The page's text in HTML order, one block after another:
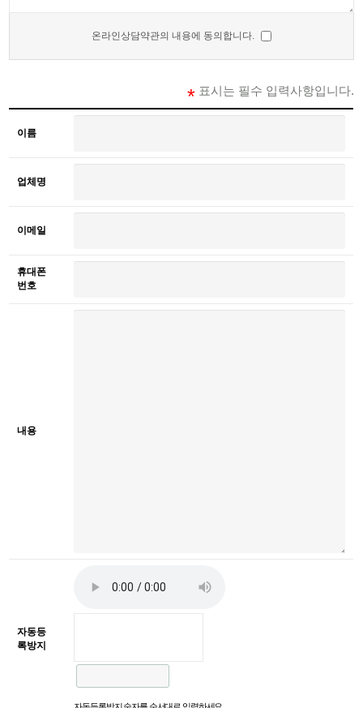
온라인상담약관의 내용에 동의합니다.
*표시는 필수 입력사항입니다.
이름
업체명
이메일
휴대폰
번호
내용
자동등
록방지